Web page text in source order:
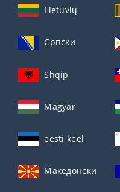
Lietuvių
Српски
Shqip
Magyar
eesti keel
Македонски